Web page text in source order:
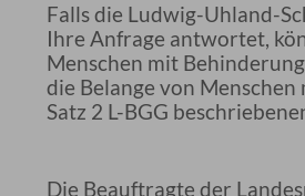
Falls die Ludwig-Uhland-
Ihre Anfrage antwortet,
Menschen mit
die Belange von
Satz 2 L-BGG
Die Beauftragte der